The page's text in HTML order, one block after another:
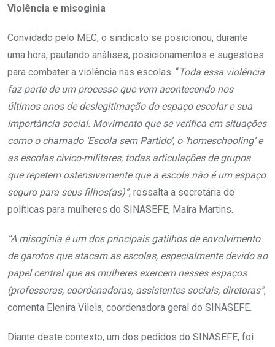
Violência e misoginia
Convidado pelo MEC, o sindicato se posicionou, durante
uma hora, pautando análises, posicionamentos e sugestões
para combater a violência nas escolas. “Toda essa violência
faz parte de um processo que vem acontecendo nos
últimos anos de deslegitimação do espaço escolar e sua
importância social. Movimento que se verifica em situações
como o chamado ‘Escola sem Partido’, o ‘homeschooling’ e
as escolas cívico-militares, todas articulações de grupos
que repetem ostensivamente que a escola não é um espaço
seguro para seus filhos(as)”, ressalta a secretária de
políticas para mulheres do SINASEFE, Maíra Martins.
“A misoginia é um dos principais gatilhos de envolvimento
de garotos que atacam as escolas, especialmente devido ao
papel central que as mulheres exercem nesses espaços
(professoras, coordenadoras, assistentes sociais, diretoras”,
comenta Elenira Vilela, coordenadora geral do SINASEFE.
Diante deste contexto, um dos pedidos do SINASEFE, foi